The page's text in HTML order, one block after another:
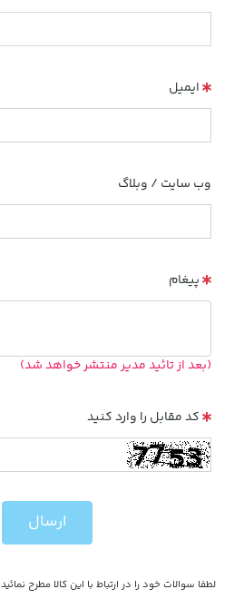
ایمیل
وب سایت / وبلاگ
پیغام
(بعد از تائید مدیر منتشر خواهد شد)
کد مقابل را وارد کنید
ارسال
لطفا سوالات خود را در ارتباط با این کالا مطرح نمائید